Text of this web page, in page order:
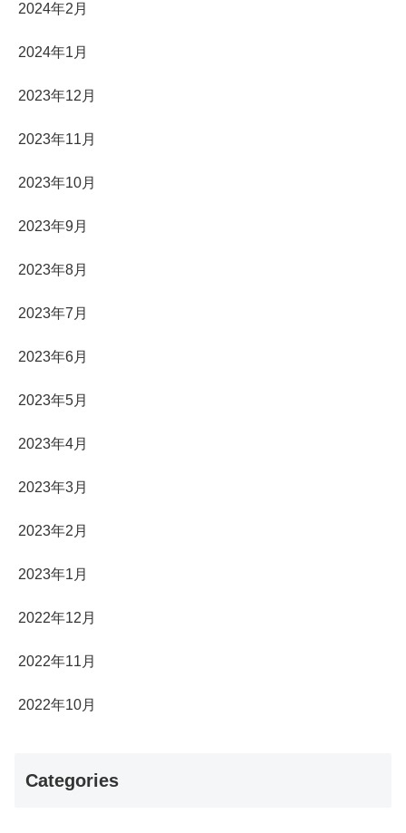
2024年2月
2024年1月
2023年12月
2023年11月
2023年10月
2023年9月
2023年8月
2023年7月
2023年6月
2023年5月
2023年4月
2023年3月
2023年2月
2023年1月
2022年12月
2022年11月
2022年10月
Categories